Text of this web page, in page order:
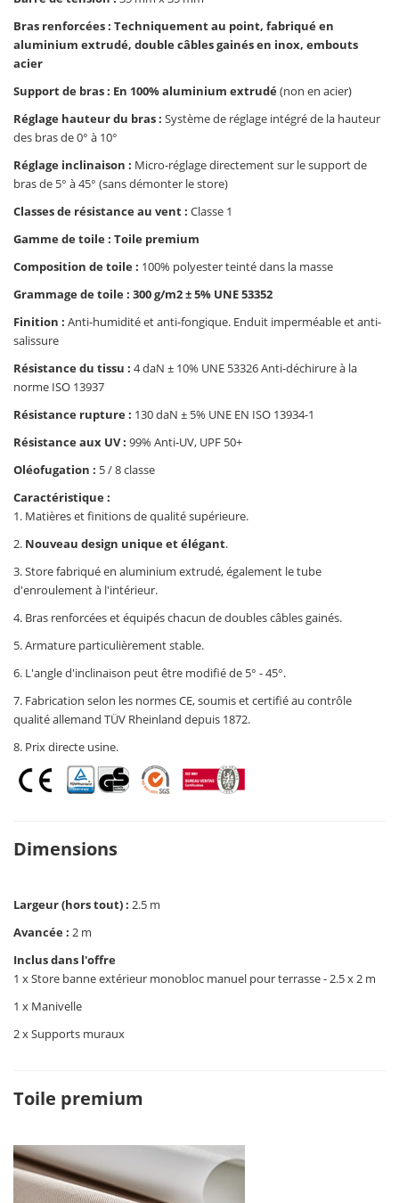
Bras renforcées : Techniquement au point, fabriqué en
aluminium extrudé, double câbles gainés en inox, embouts
acier
Support de bras : En 100% aluminium extrudé(non en acier)
Réglage hauteur du bras : Système de réglage intégré de la hauteur
des bras de 0° à 10°
Réglage inclinaison : Micro-réglage directement sur le support de
bras de 5° à 45° (sans démonter le store)
Classes de résistance au vent : Classe 1
Gamme de toile : Toile premium
Composition de toile : 100% polyester teinté dans la masse
Grammage de toile : 300 g/m2 ± 5% UNE 53352
Finition : Anti-humidité et anti-fongique. Enduit imperméable et anti-
salissure
Résistance du tissu : 4 daN ± 10% UNE 53326 Anti-déchirure à la
norme ISO 13937
Résistance rupture : 130 daN ± 5% UNE EN ISO 13934-1
Résistance aux UV : 99% Anti-UV, UPF 50+
Oléofugation : 5 / 8 classe
Caractéristique :
1. Matières et finitions de qualité supérieure.
2. Nouveau design unique et élégant.
3. Store fabriqué en aluminium extrudé, également le tube
d'enroulement à l'intérieur.
4. Bras renforcées et équipés chacun de doubles câbles gainés.
5. Armature particulièrement stable.
6. L'angle d'inclinaison peut être modifié de 5° - 45°.
7. Fabrication selon les normes CE, soumis et certifié au contrôle
qualité allemand TÜV Rheinland depuis 1872.
8. Prix directe usine.
Dimensions
Largeur (hors tout) : 2.5 m
Avancée : 2 m
Inclus dans l'offre
1 x Store banne extérieur monobloc manuel pour terrasse - 2.5 x 2 m
1 x Manivelle
2 x Supports muraux
Toile premium